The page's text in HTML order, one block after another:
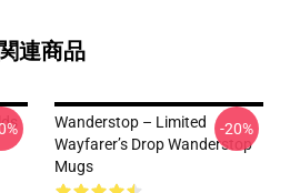
関連商品
Wanderstop – Limited
Wayfarer’s Drop Wanderstop
Mugs
-20%